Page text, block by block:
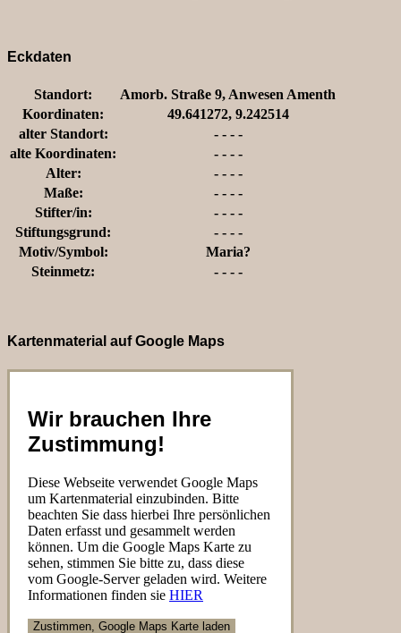
Eckdaten
Standort:
Amorb. Straße 9, Anwesen Amenth
Koordinaten:
49.641272, 9.242514
alter Standort:
- - - -
alte Koordinaten:
- - - -
Alter:
- - - -
Maße:
- - - -
Stifter/in:
- - - -
Stiftungsgrund:
- - - -
Motiv/Symbol:
Maria?
Steinmetz:
- - - -
Kartenmaterial auf Google Maps
Wir brauchen Ihre
Zustimmung!
Diese Webseite verwendet Google Maps
um Kartenmaterial einzubinden. Bitte
beachten Sie dass hierbei Ihre persönlichen
Daten erfasst und gesammelt werden
können. Um die Google Maps Karte zu
sehen, stimmen Sie bitte zu, dass diese
vom Google-Server geladen wird. Weitere
Informationen finden sie HIER